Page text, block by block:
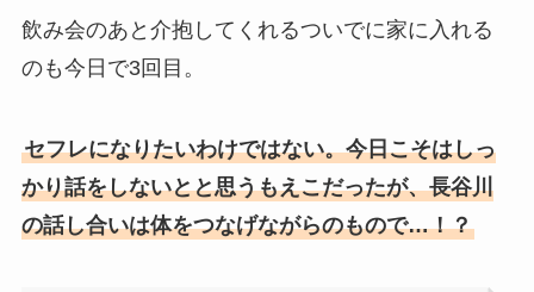
飲み会のあと介抱してくれるついでに家に入れる
のも今日で3回目。
セフレになりたいわけではない。今日こそはしっ
かり話をしないとと思うもえこだったが、長谷川
の話し合いは体をつなげながらのもので…！？